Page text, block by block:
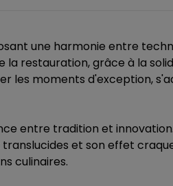
une harmonie entre
restauration, grâce à la
les moments d'exception,
entre tradition et
et son effet
culinaires.